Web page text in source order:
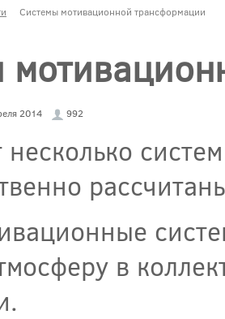
Системы мотивационной трансформации
2014 992
несколько
в